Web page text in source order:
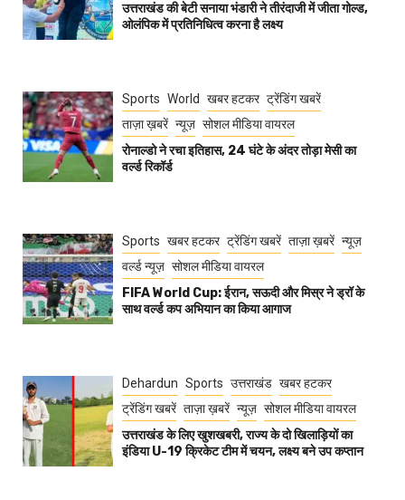
उत्तराखंड की बेटी सनाया भंडारी ने तीरंदाजी में जीता गोल्ड,
ओलंपिक में प्रतिनिधित्व करना है लक्ष्य
Sports World खबर हटकर ट्रेंडिंग खबरें
ताज़ा ख़बरें न्यूज़ सोशल मीडिया वायरल
रोनाल्डो ने रचा इतिहास, 24 घंटे के अंदर तोड़ा मेसी का
वर्ल्ड रिकॉर्ड
Sports खबर हटकर ट्रेंडिंग खबरें ताज़ा ख़बरें न्यूज़
वर्ल्ड न्यूज़ सोशल मीडिया वायरल
FIFA World Cup: ईरान, सऊदी और मिस्र ने ड्रॉ के
साथ वर्ल्ड कप अभियान का किया आगाज
Dehardun Sports उत्तराखंड खबर हटकर
ट्रेंडिंग खबरें ताज़ा ख़बरें न्यूज़ सोशल मीडिया वायरल
उत्तराखंड के लिए खुशखबरी, राज्य के दो खिलाड़ियों का
इंडिया U-19 क्रिकेट टीम में चयन, लक्ष्य बने उप कप्तान